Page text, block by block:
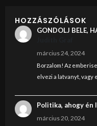
HOZZÁSZÓLÁSOK
GONDOLJ BELE,
március 24, 2024
Borzalom! Az
elvezi a latvanyt, vagy
Politika, ahogy én
március 20, 2024